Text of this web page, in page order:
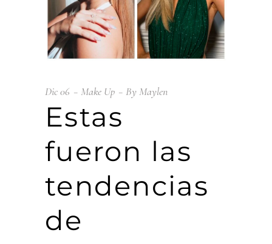
Dic06 Make Up By Maylen
Estas
fueron las
tendencias
de